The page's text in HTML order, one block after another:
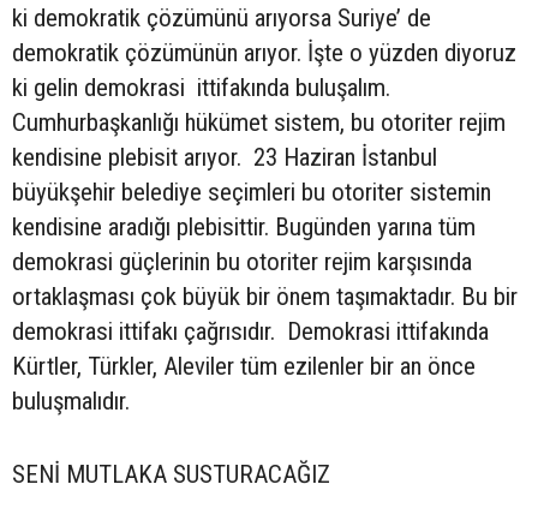
ki demokratik çözümünü arıyorsa Suriye’ de
demokratik çözümünün arıyor. İşte o yüzden diyoruz
ki gelin demokrasi ittifakında buluşalım.
Cumhurbaşkanlığı hükümet sistem, bu otoriter rejim
kendisine plebisit arıyor. 23 Haziran İstanbul
büyükşehir belediye seçimleri bu otoriter sistemin
kendisine aradığı plebisittir. Bugünden yarına tüm
demokrasi güçlerinin bu otoriter rejim karşısında
ortaklaşması çok büyük bir önem taşımaktadır. Bu bir
demokrasi ittifakı çağrısıdır. Demokrasi ittifakında
Kürtler, Türkler, Aleviler tüm ezilenler bir an önce
buluşmalıdır.
SENİ MUTLAKA SUSTURACAĞIZ